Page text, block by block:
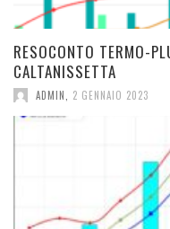
RESOCONTO TERMO-
CALTANISSETTA
ADMIN 2 GENNAIO 2023